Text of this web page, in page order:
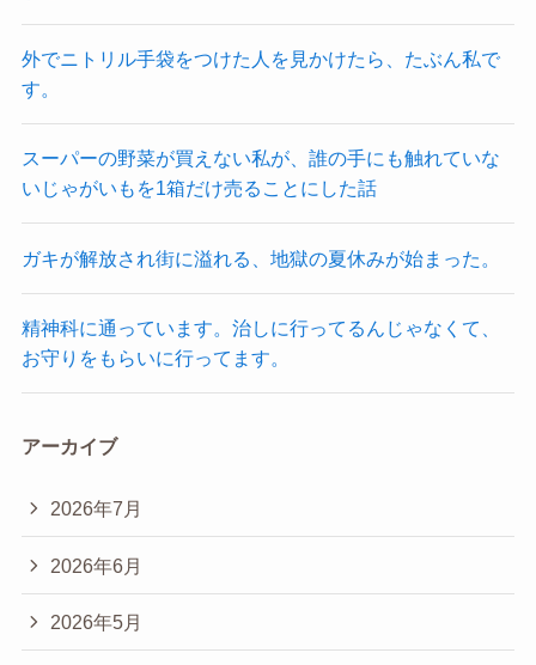
外でニトリル手袋をつけた人を見かけたら、たぶん私で
す。
スーパーの野菜が買えない私が、誰の手にも触れていな
いじゃがいもを1箱だけ売ることにした話
ガキが解放され街に溢れる、地獄の夏休みが始まった。
精神科に通っています。治しに行ってるんじゃなくて、
お守りをもらいに行ってます。
アーカイブ
2026年7月
2026年6月
2026年5月